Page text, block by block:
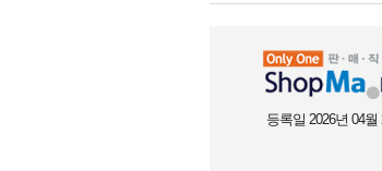
등록일 2026년 04월